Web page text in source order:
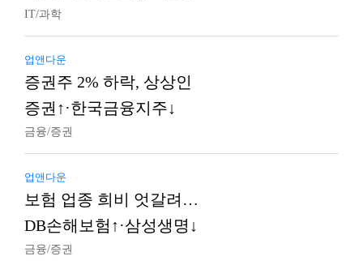
IT/과학
업앤다운
증권주 2% 하락, 상상인
증권↑·한국금융지주↓
금융/증권
업앤다운
보험 업종 희비 엇갈려…
DB손해보험↑·삼성생명↓
금융/증권